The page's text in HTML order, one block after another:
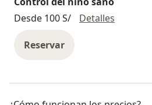
Desde 100 S/
Detalles
Reservar